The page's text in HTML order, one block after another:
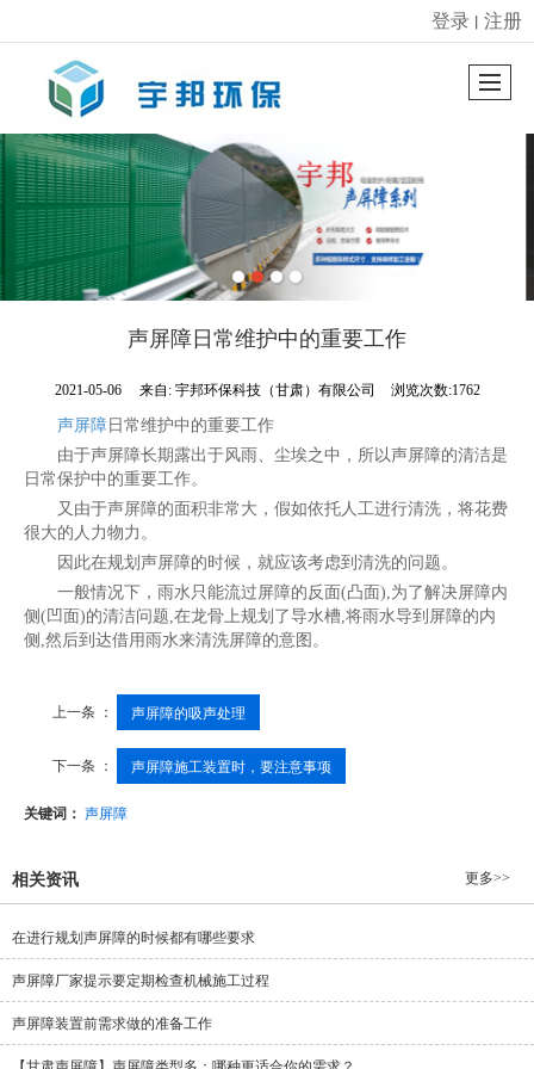
很遗憾，因您的浏览器版本过低导致无法获得最佳浏览体验，推荐下载安装谷歌浏览器！
登录 丨 注册
声屏障日常维护中的重要工作
2021-05-06 来自: 宇邦环保科技（甘肃）有限公司 浏览次数:1762
声屏障日常维护中的重要工作
由于声屏障长期露出于风雨、尘埃之中，所以声屏障的清洁是
日常保护中的重要工作。
又由于声屏障的面积非常大，假如依托人工进行清洗，将花费
很大的人力物力。
因此在规划声屏障的时候，就应该考虑到清洗的问题。
一般情况下，雨水只能流过屏障的反面(凸面),为了解决屏障内
侧(凹面)的清洁问题,在龙骨上规划了导水槽,将雨水导到屏障的内
侧,然后到达借用雨水来清洗屏障的意图。
上一条 ： 声屏障的吸声处理
下一条 ： 声屏障施工装置时，要注意事项
关键词： 声屏障
相关资讯 更多>>
在进行规划声屏障的时候都有哪些要求
声屏障厂家提示要定期检查机械施工过程
声屏障装置前需求做的准备工作